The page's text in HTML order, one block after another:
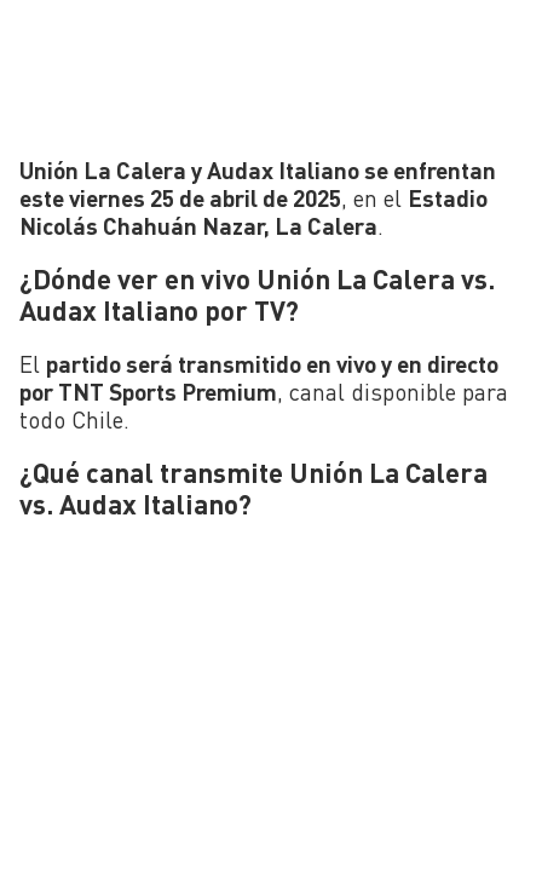
Unión La Calera y Audax Italiano se enfrentan
este viernes 25 de abril de 2025, en el Estadio
Nicolás Chahuán Nazar, La Calera.
¿Dónde ver en vivo Unión La Calera vs.
Audax Italiano por TV?
El partido será transmitido en vivo y en directo
por TNT Sports Premium, canal disponible para
todo Chile.
¿Qué canal transmite Unión La Calera
vs. Audax Italiano?